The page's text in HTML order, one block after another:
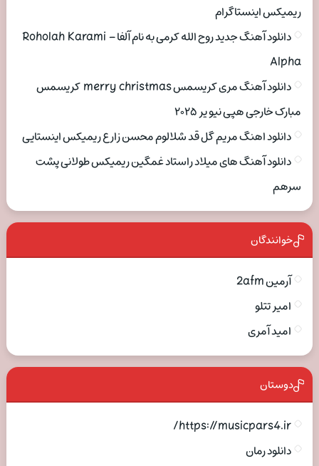
ریمیکس اینستاگرام
دانلود آهنگ جدید روح الله کرمی به نام آلفا Roholah Karami –
Alpha
دانلود آهنگ مری کریسمس merry christmas کریسمس
مبارک خارجی هپی نیو یر ۲۰۲۵
دانلود اهنگ مریم گل قد شلالوم محسن زارع ریمیکس اینستایی
دانلود آهنگ های میلاد راستاد غمگین ریمیکس طولانی پشت
سرهم
خوانندگان
آرمین 2afm
امیر تتلو
امید آمری
دوستان
https://musicpars4.ir/
دانلود رمان